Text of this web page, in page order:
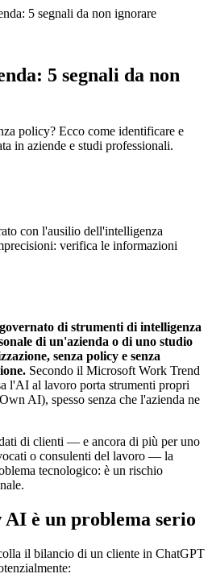
5 segnali da non ignorare
5 segnali da non
policy? Ecco come identificare e
in aziende e studi professionali.
con l'ausilio dell'intelligenza
verifica le informazioni
di strumenti di intelligenza
di un'azienda o di uno studio
senza policy e senza
Secondo il Microsoft Work Trend
l'AI al lavoro porta strumenti propri
AI), spesso senza che l'azienda ne
di clienti — e ancora di più per uno
o consulenti del lavoro — la
tecnologico: è un rischio
AI è un problema serio
il bilancio di un cliente in ChatGPT